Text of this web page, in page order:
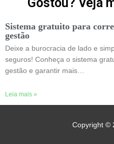
Sistema gratuito para
gestão
Deixe a burocracia de lado e
seguros! Conheça o sistema
gestão e garantir mais…
Leia mais »
Copyright ©